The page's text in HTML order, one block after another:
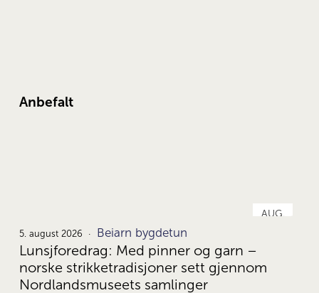
Anbefalt
AUG.
5. august 2026 Beiarn bygdetun
Lunsjforedrag: Med pinner og garn –
norske strikketradisjoner sett gjennom
Nordlandsmuseets samlinger